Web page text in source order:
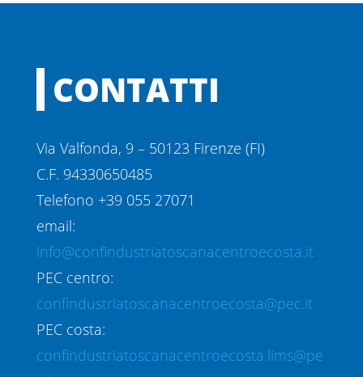
CONTATTI
Via Valfonda, 9 – 50123 Firenze (FI)
C.F. 94330650485
Telefono +39 055 27071
email:
info@confindustriatoscanacentroecosta.it
PEC centro:
confindustriatoscanacentroecosta@pec.it
PEC costa:
confindustriatoscanacentroecosta.lims@pe